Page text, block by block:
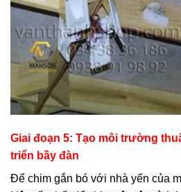
Giai đoạn 5: Tạo môi trường
triển bầy đàn
Để chim gắn bó với nhà yến của